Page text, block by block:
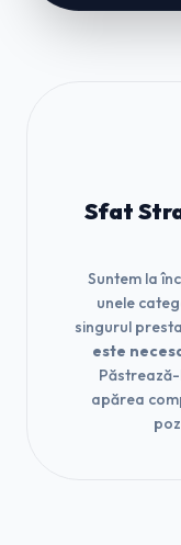
Sfat
Suntem la
unele
singurul
este
apărea